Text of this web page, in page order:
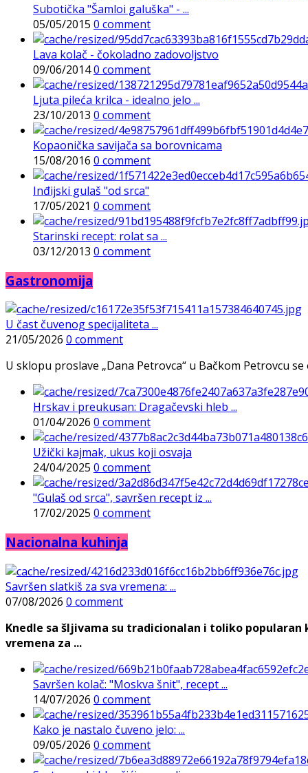
Subotička "Šamloi galuška" - ...
05/05/2015 0 comment
Lava kolač - čokoladno zadovoljstvo
09/06/20140 comment
Ljuta pileća krilca - idealno jelo ...
23/10/2013 0 comment
Kopaonička savijača sa borovnicama
15/08/2016 0 comment
Inđijski gulaš "od srca"
17/05/2021 0 comment
Starinski recept: rolat sa ...
03/12/2013 0 comment
Gastronomija
U čast čuvenog specijaliteta ...
21/05/2026 0 comment
U sklopu proslave „Dana Petrovca“ u Bačkom Petrovcu
Hrskav i preukusan: Dragačevski hleb ...
01/04/2026 0 comment
Užički kajmak, ukus koji osvaja
24/04/2025 0 comment
"Gulaš od srca", savršen recept iz ...
17/02/2025 0 comment
Nacionalna kuhinja
Savršen slatkiš za sva vremena: ...
07/08/2026 0 comment
Knedle sa šljivama su tradicionalan i toliko
vremena za ...
Savršen kolač: "Moskva šnit", recept ...
14/07/2026 0 comment
Kako je nastalo čuveno jelo: ...
09/05/2026 0 comment